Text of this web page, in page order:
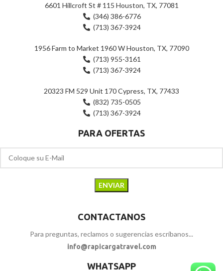
6601 Hillcroft St # 115 Houston, TX, 77081
(346) 386-6776
(713) 367-3924
1956 Farm to Market 1960 W Houston, TX, 77090
(713) 955-3161
(713) 367-3924
20323 FM 529 Unit 170 Cypress, TX, 77433
(832) 735-0505
(713) 367-3924
PARA OFERTAS
CONTACTANOS
Para preguntas, reclamos o sugerencias escríbanos...
info@rapicargatravel.com
WHATSAPP